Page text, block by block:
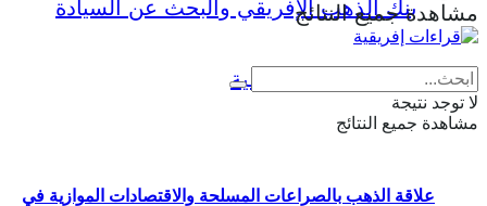
علاقة الذهب بالصراعات المسلحة والاقتصادات الموازية في
مشاهدة جميع النتائج
لا توجد نتيجة
مشاهدة جميع النتائج